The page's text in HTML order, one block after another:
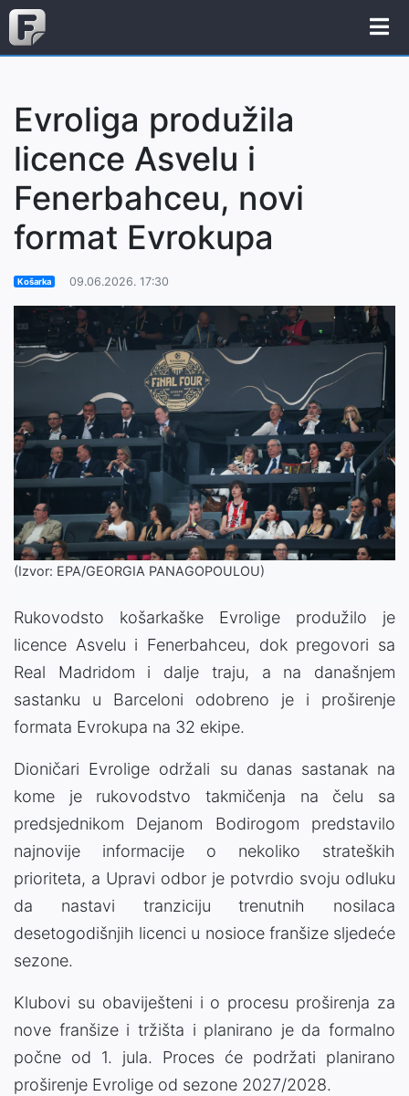
Evroliga produžila
licence Asvelu i
Fenerbahceu, novi
format Evrokupa
Košarka 09.06.2026. 17:30
(Izvor: EPA/GEORGIA PANAGOPOULOU)
Rukovodsto košarkaške Evrolige produžilo je
licence Asvelu i Fenerbahceu, dok pregovori sa
Real Madridom i dalje traju, a na današnjem
sastanku u Barceloni odobreno je i proširenje
formata Evrokupa na 32 ekipe.
Dioničari Evrolige održali su danas sastanak na
kome je rukovodstvo takmičenja na čelu sa
predsjednikom Dejanom Bodirogom predstavilo
najnovije informacije o nekoliko strateških
prioriteta, a Upravi odbor je potvrdio svoju odluku
da nastavi tranziciju trenutnih nosilaca
desetogodišnjih licenci u nosioce franšize sljedeće
sezone.
Klubovi su obaviješteni i o procesu proširenja za
nove franšize i tržišta i planirano je da formalno
počne od 1. jula. Proces će podržati planirano
proširenje Evrolige od sezone 2027/2028.